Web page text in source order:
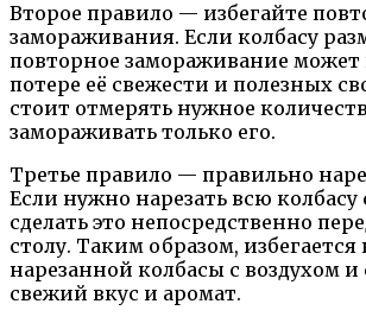
Второе правило — избегайте
замораживания. Если колбасу
повторное замораживание может
потере её свежести и полезных
стоит отмерять нужное
замораживать только его.
Третье правило — правильно
Если нужно нарезать всю колбасу
сделать это непосредственно
столу. Таким образом, избегается
нарезанной колбасы с воздухом и
свежий вкус и аромат.